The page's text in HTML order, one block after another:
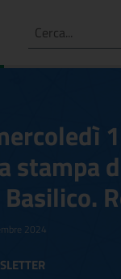
Ricerca
stampa
2024